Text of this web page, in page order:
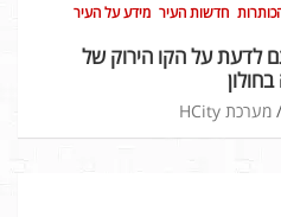
חדשות העיר מידע על העיר
לדעת על הקו הירוק של
מערכת HCity